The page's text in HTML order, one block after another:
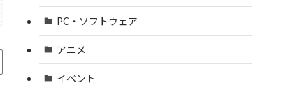
PC・ソフトウェア
アニメ
イベント